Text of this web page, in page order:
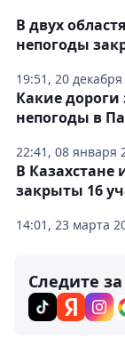
19:51, 20
В двух
непогоды
22:41, 08 января
Какие
непогоды в
14:01, 23 марта
В Казахстане
закрыты 16
Следите